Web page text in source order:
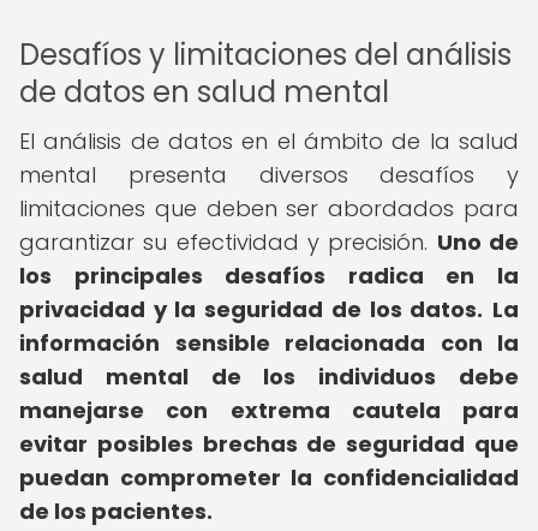
Desafíos y limitaciones del análisis
de datos en salud mental
El análisis de datos en el ámbito de la salud
mental presenta diversos desafíos y
limitaciones que deben ser abordados para
garantizar su efectividad y precisión. Uno de
los principales desafíos radica en la
privacidad y la seguridad de los datos. La
información sensible relacionada con la
salud mental de los individuos debe
manejarse con extrema cautela para
evitar posibles brechas de seguridad que
puedan comprometer la confidencialidad
de los pacientes.